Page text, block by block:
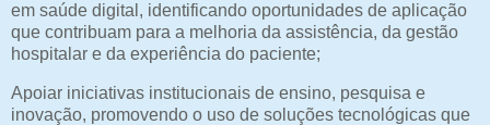
em saúde digital, identificando oportunidades de aplicação
que contribuam para a melhoria da assistência, da gestão
hospitalar e da experiência do paciente;
Apoiar iniciativas institucionais de ensino, pesquisa e
inovação, promovendo o uso de soluções tecnológicas que